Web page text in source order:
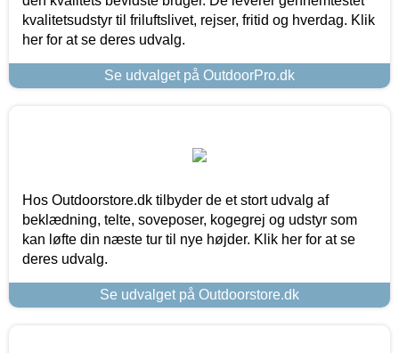
kvalitetsudstyr til friluftslivet, rejser, fritid og hverdag. Klik
her for at se deres udvalg.
Se udvalget på OutdoorPro.dk
Hos Outdoorstore.dk tilbyder de et stort udvalg af
beklædning, telte, soveposer, kogegrej og udstyr som
kan løfte din næste tur til nye højder. Klik her for at se
deres udvalg.
Se udvalget på Outdoorstore.dk